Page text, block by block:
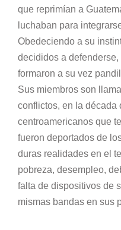
que reprimían a
luchaban para
Obedeciendo a su
decididos a
formaron a su vez
Sus miembros son
conflictos, en la década
centroamericanos que
fueron deportados de
duras realidades en el
pobreza, desempleo,
falta de dispositivos de
mismas bandas en sus